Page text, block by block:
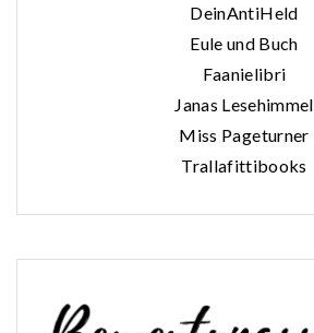
DeinAntiHeld
Eule und Buch
Faanielibri
Janas Lesehimmel
Miss Pageturner
Trallafittibooks